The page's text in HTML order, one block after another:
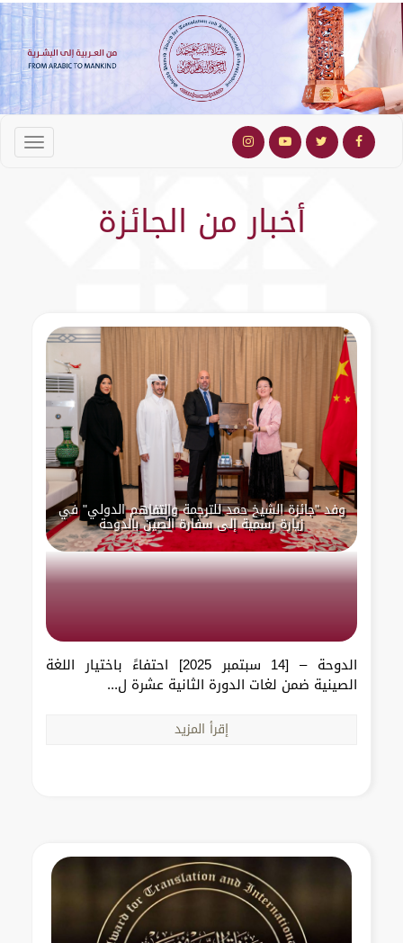
أخبار من الجائزة
وفد "جائزة الشيخ حمد للترجمة والتفاهم الدولي" في
زيارة رسمية إلى سفارة الصين بالدوحة
الدوحة – [14 سبتمبر 2025] احتفاءً باختيار اللغة
الصينية ضمن لغات الدورة الثانية عشرة ل...
إقرأ المزيد